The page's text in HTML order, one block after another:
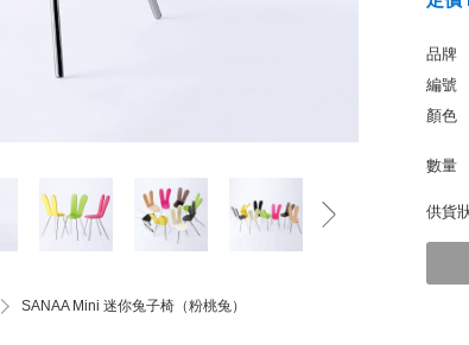
SANAA Mini 迷你兔子椅（粉桃兔）
在是
中，
度非
之處
讓它
品牌
編號
顏色
數量
供貨